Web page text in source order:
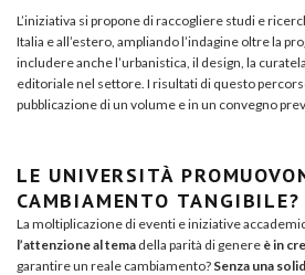
L’iniziativa si propone di raccogliere studi e
Italia e all’estero, ampliando l’indagine oltre la
includere anche l’urbanistica, il design, la
editoriale nel settore. I risultati di questo
pubblicazione di un volume e in un convegno
LE UNIVERSITÀ
CAMBIAMENTO TANGIBILE?
La moltiplicazione di eventi e iniziative
l’attenzione al tema della parità di genere è in
garantire un reale cambiamento? Senza una